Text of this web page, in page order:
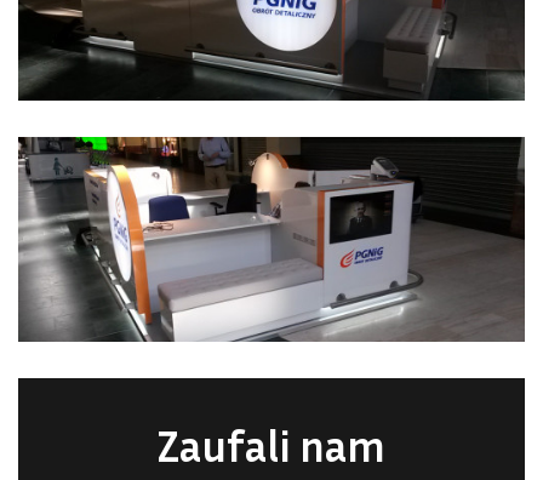
Zaufali nam